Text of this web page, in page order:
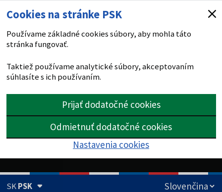
Cookies na stránke PSK
Používame základné cookies súbory, aby mohla táto
stránka fungovať.
Taktiež používame analytické súbory, akceptovaním
súhlasíte s ich používaním.
Prijať dodatočné cookies
Odmietnuť dodatočné cookies
Nastavenia cookies
SKPSK